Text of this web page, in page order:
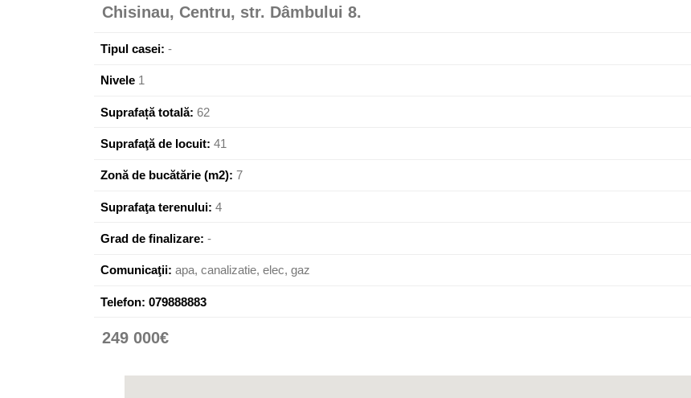
Chisinau, Centru, str. Dâmbului 8.
Tipul casei: -
Nivele1
Suprafață totală: 62
Suprafaţă de locuit: 41
Zonă de bucătărie (m2): 7
Suprafaţa terenului: 4
Grad de finalizare: -
Comunicaţii: apa, canalizatie, elec, gaz
Telefon: 079888883
249 000€